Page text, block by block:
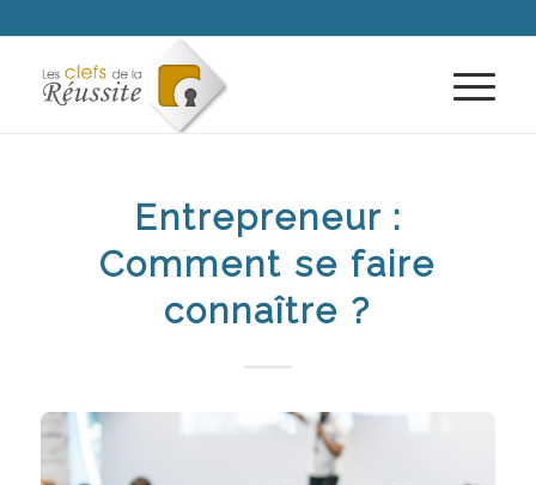
Entrepreneur :
Comment se faire
connaître ?